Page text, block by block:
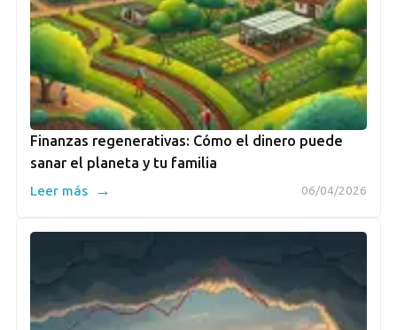
Finanzas regenerativas: Cómo el dinero puede
sanar el planeta y tu familia
06/04/2026
Leer más →